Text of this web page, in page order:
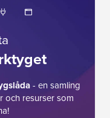
- en samling
och resurser som